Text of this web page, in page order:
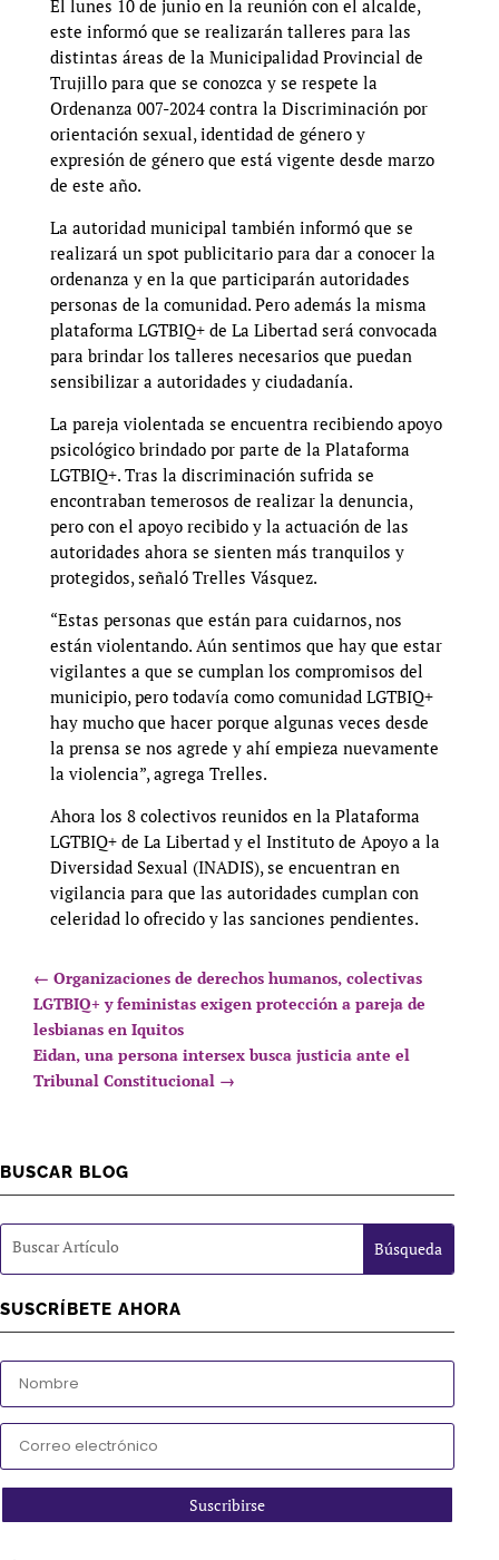
El lunes 10 de junio en la reunión con el alcalde,
este informó que se realizarán talleres para las
distintas áreas de la Municipalidad Provincial de
Trujillo para que se conozca y se respete la
Ordenanza 007-2024 contra la Discriminación por
orientación sexual, identidad de género y
expresión de género que está vigente desde marzo
de este año.
La autoridad municipal también informó que se
realizará un spot publicitario para dar a conocer la
ordenanza y en la que participarán autoridades
personas de la comunidad. Pero además la misma
plataforma LGTBIQ+ de La Libertad será convocada
para brindar los talleres necesarios que puedan
sensibilizar a autoridades y ciudadanía.
La pareja violentada se encuentra recibiendo apoyo
psicológico brindado por parte de la Plataforma
LGTBIQ+. Tras la discriminación sufrida se
encontraban temerosos de realizar la denuncia,
pero con el apoyo recibido y la actuación de las
autoridades ahora se sienten más tranquilos y
protegidos, señaló Trelles Vásquez.
“Estas personas que están para cuidarnos, nos
están violentando. Aún sentimos que hay que estar
vigilantes a que se cumplan los compromisos del
municipio, pero todavía como comunidad LGTBIQ+
hay mucho que hacer porque algunas veces desde
la prensa se nos agrede y ahí empieza nuevamente
la violencia”, agrega Trelles.
Ahora los 8 colectivos reunidos en la Plataforma
LGTBIQ+ de La Libertad y el Instituto de Apoyo a la
Diversidad Sexual (INADIS), se encuentran en
vigilancia para que las autoridades cumplan con
celeridad lo ofrecido y las sanciones pendientes.
← Organizaciones de derechos humanos, colectivas
LGTBIQ+ y feministas exigen protección a pareja de
lesbianas en Iquitos
Eidan, una persona intersex busca justicia ante el
Tribunal Constitucional →
BUSCAR BLOG
SUSCRÍBETE AHORA
Suscribirse